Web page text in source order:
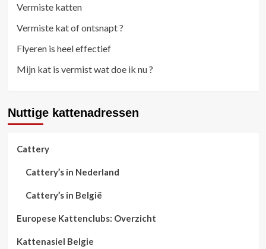
Vermiste katten
Vermiste kat of ontsnapt ?
Flyeren is heel effectief
Mijn kat is vermist wat doe ik nu ?
Nuttige kattenadressen
Cattery
Cattery’s in Nederland
Cattery’s in België
Europese Kattenclubs: Overzicht
Kattenasiel Belgie